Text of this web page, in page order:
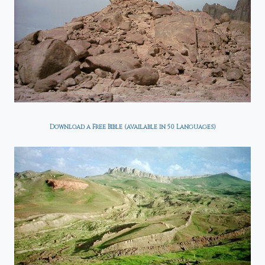
Download a Free Bible (available in 50 Languages)